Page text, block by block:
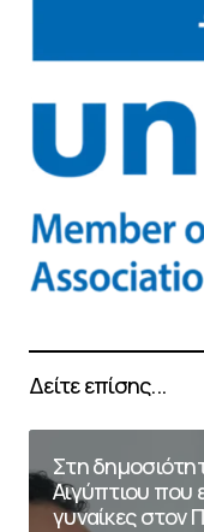
Δείτε επίσης...
Στη
Αιγύπτιου που
γυναίκες στον